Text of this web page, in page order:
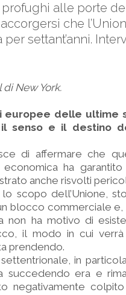
alle porte
che
settant’anni.
New York.
europee delle ultime
senso e il destino
di affermare che
ha garantito
anche risvolti
scopo dell’Unione,
blocco commerciale
non ha motivo di
il modo in cui
prendendo.
in
succedendo era e
negativamente